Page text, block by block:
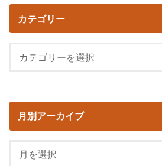
カテゴリー
月別アーカイブ